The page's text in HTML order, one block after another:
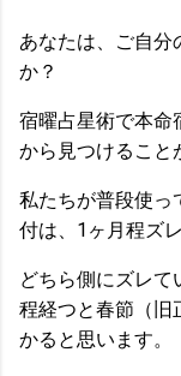
あなたは、ご自分
か？
宿曜占星術で本命
から見つけること
私たちが普段使っ
付は、1ヶ月程ズ
どちら側にズレて
程経つと春節（旧
かると思います。